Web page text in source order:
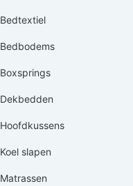
Bedtextiel
Bedbodems
Boxsprings
Dekbedden
Hoofdkussens
Koel slapen
Matrassen